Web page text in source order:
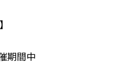
期間中